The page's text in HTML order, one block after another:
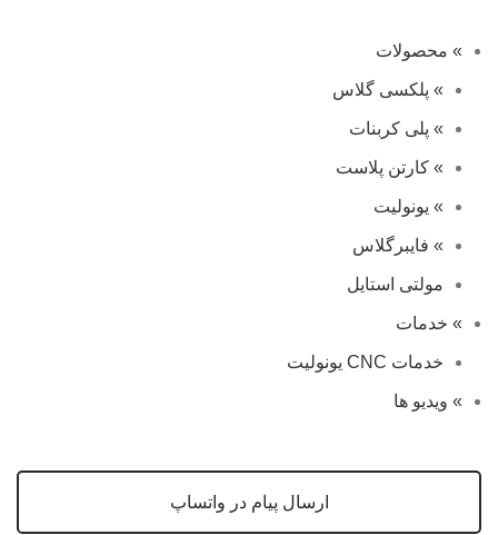
» محصولات
» پلکسی گلاس
» پلی کربنات
» کارتن پلاست
» یونولیت
» فایبرگلاس
مولتی استایل
» خدمات
خدمات CNC یونولیت
» ویدیو ها
ارسال پیام در واتساپ